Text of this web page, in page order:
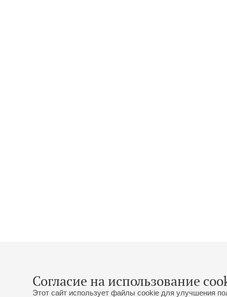
Согласие на использование
Этот сайт использует файлы cookie для улучшения